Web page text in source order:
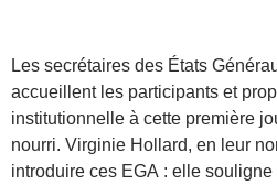
Les secrétaires des États
accueillent les participants et
institutionnelle à cette première
nourri. Virginie Hollard, en leur
introduire ces EGA : elle